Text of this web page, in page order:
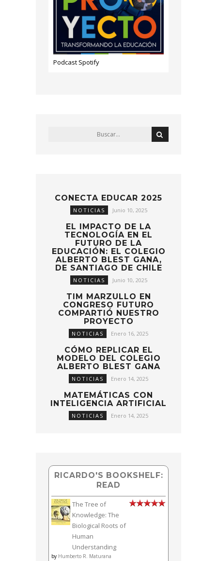
Podcast Spotify
CONECTA EDUCAR 2025
NOTICIAS Junio 10, 2025
EL IMPACTO DE LA
TECNOLOGÍA EN EL
FUTURO DE LA
EDUCACIÓN: EL COLEGIO
ALBERTO BLEST GANA,
DE SANTIAGO DE CHILE
NOTICIAS Junio 10, 2025
TIM MARZULLO EN
CONGRESO FUTURO
COMPARTIÓ NUESTRO
PROYECTO
NOTICIAS Enero 16, 2025
CÓMO REPLICAR EL
MODELO DEL COLEGIO
ALBERTO BLEST GANA
NOTICIAS Enero 14, 2025
MATEMÁTICAS CON
INTELIGENCIA ARTIFICIAL
NOTICIAS Enero 14, 2025
RICARDO'S BOOKSHELF:
READ
The Tree of
Knowledge: The
Biological Roots of
Human
Understanding
by Humberto R. Maturana